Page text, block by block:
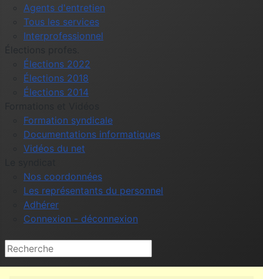
Agents d'entretien
Tous les services
Interprofessionnel
Élections profes.
Élections 2022
Élections 2018
Élections 2014
Formation syndicale
Documentations informatiques
Vidéos du net
Nos coordonnées
Les représentants du personnel
Adhérer
Connexion - déconnexion
Rechercher